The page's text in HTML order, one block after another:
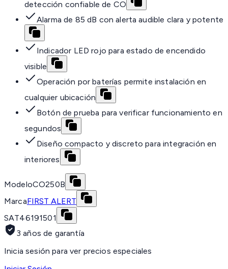
detección confiable de CO
Alarma de 85 dB con alerta audible clara y potente
Indicador LED rojo para estado de encendido
visible
Operación por baterías permite instalación en
cualquier ubicación
Botón de prueba para verificar funcionamiento en
segundos
Diseño compacto y discreto para integración en
interiores
ModeloCO250B
MarcaFIRST ALERT
SAT46191501
3 años de garantía
Inicia sesión para ver precios especiales